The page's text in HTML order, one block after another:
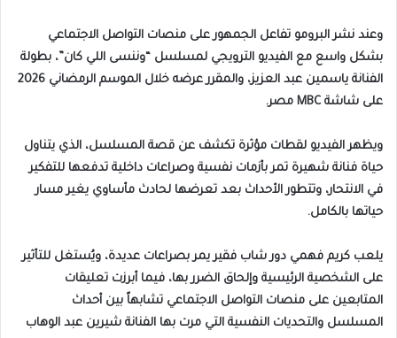
وعند نشر البرومو تفاعل الجمهور على منصات التواصل الاجتماعي
بشكل واسع مع الفيديو الترويجي لمسلسل “وننسى اللي كان”، بطولة
الفنانة ياسمين عبد العزيز، والمقرر عرضه خلال الموسم الرمضاني 2026
على شاشة MBC مصر.
ويظهر الفيديو لقطات مؤثرة تكشف عن قصة المسلسل، الذي يتناول
حياة فنانة شهيرة تمر بأزمات نفسية وصراعات داخلية تدفعها للتفكير
في الانتحار، وتتطور الأحداث بعد تعرضها لحادث مأساوي يغير مسار
حياتها بالكامل.
يلعب كريم فهمي دور شاب فقير يمر بصراعات عديدة، ويُستغل للتأثير
على الشخصية الرئيسية وإلحاق الضرر بها، فيما أبرزت تعليقات
المتابعين على منصات التواصل الاجتماعي تشابهاً بين أحداث
المسلسل والتحديات النفسية التي مرت بها الفنانة شيرين عبد الوهاب